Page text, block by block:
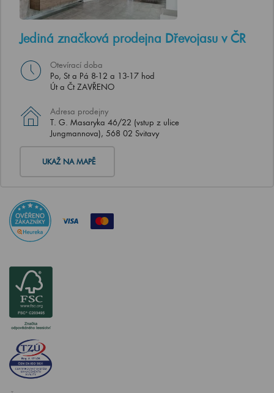
Jediná značková prodejna Dřevojasu v ČR
Otevírací doba
Po, St a Pá 8-12 a 13-17 hod
Út a Čt ZAVŘENO
Adresa prodejny
T. G. Masaryka 46/22 (vstup z ulice
Jungmannova), 568 02 Svitavy
UKAŽ NA MAPĚ